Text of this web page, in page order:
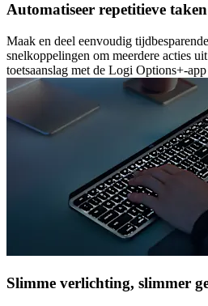
Automatiseer repetitieve taken
Maak en deel eenvoudig
snelkoppelingen om meerdere acties
toetsaanslag met de Logi Options+-app
Slimme verlichting, slimmer